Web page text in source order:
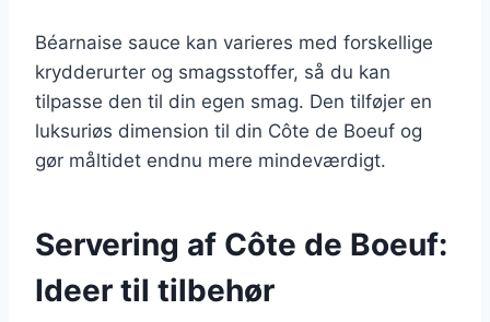
Béarnaise sauce kan varieres med forskellige
krydderurter og smagsstoffer, så du kan
tilpasse den til din egen smag. Den tilføjer en
luksuriøs dimension til din Côte de Boeuf og
gør måltidet endnu mere mindeværdigt.
Servering af Côte de Boeuf:
Ideer til tilbehør